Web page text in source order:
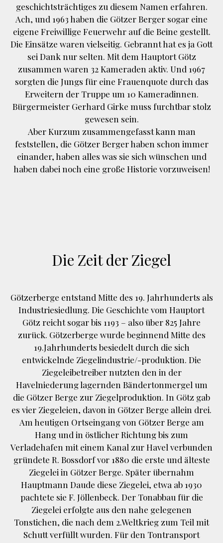
geschichtsträchtiges zu diesem Namen erfahren.
Ach, und 1963 haben die Götzer Berger sogar eine
eigene Freiwillige Feuerwehr auf die Beine gestellt.
Die Einsätze waren vielseitig. Gebrannt hat es ja Gott
sei Dank nur selten. Mit dem Hauptort Götz
zusammen waren 32 Kameraden aktiv. Und 1967
sorgten die Jungs für eine Frauenquote durch das
Erweitern der Truppe um 10 Kameradinnen.
Bürgermeister Gerhard Girke muss furchtbar stolz
gewesen sein.
Aber Kurzum zusammengefasst kann man
feststellen, die Götzer Berger haben schon immer
einander, haben alles was sie sich wünschen und
haben dabei noch eine große Historie vorzuweisen!
Die Zeit der Ziegel
Götzerberge entstand Mitte des 19. Jahrhunderts als
Industriesiedlung. Die Geschichte vom Hauptort
Götz reicht sogar bis 1193 – also über 825 Jahre
zurück. Götzerberge wurde beginnend Mitte des
19.Jahrhunderts besiedelt durch die sich
entwickelnde Ziegelindustrie/-produktion. Die
Ziegeleibetreiber nutzten den in der
Havelniederung lagernden Bändertonmergel um
die Götzer Berge zur Ziegelproduktion. In Götz gab
es vier Ziegeleien, davon in Götzer Berge allein drei.
Am heutigen Ortseingang von Götzer Berge am
Hang und in östlicher Richtung bis zum
Verladehafen mit einem Kanal zur Havel verbunden
gründete R. Bossdorf vor 1880 die erste und älteste
Ziegelei in Götzer Berge. Später übernahm
Hauptmann Daude diese Ziegelei, etwa ab 1930
pachtete sie F. Jöllenbeck. Der Tonabbau für die
Ziegelei erfolgte aus den nahe gelegenen
Tonstichen, die nach dem 2.Weltkrieg zum Teil mit
Schutt verfüllt wurden. Für den Tontransport